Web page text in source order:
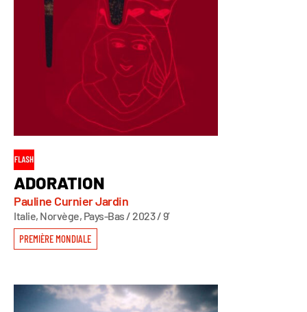
ADORATION
Pauline Curnier Jardin
Italie, Norvège, Pays-Bas / 2023 / 9’
PREMIÈRE MONDIALE